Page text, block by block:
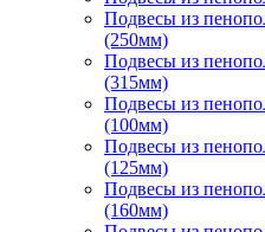
Подвесы из
(250мм)
Подвесы из
(315мм)
Подвесы из
(100мм)
Подвесы из
(125мм)
Подвесы из
(160мм)